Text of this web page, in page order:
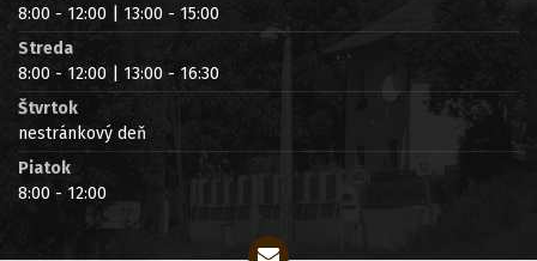
8:00 - 12:00 | 13:00 - 15:00
Streda
8:00 - 12:00 | 13:00 - 16:30
Štvrtok
nestránkový deň
Piatok
8:00 - 12:00